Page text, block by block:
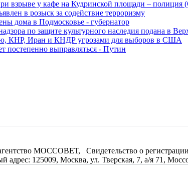
взрыве у кафе на Кудринской площади –
в розыск за содействие терроризму
дома в Подмосковье - губернатор
по защите культурного наследия подана в
КНР, Иран и КНДР угрозами для выборов в США
постепенно выправляться - Путин
МОССОВЕТ, Свидетельство о
125009, Москва, ул. Тверская, 7, а/я 71,